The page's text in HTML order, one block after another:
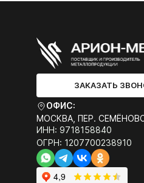
ЗАКАЗАТЬ
ОФИС:
МОСКВА, ПЕР.
ИНН: 9718158840
ОГРН: 1207700238910